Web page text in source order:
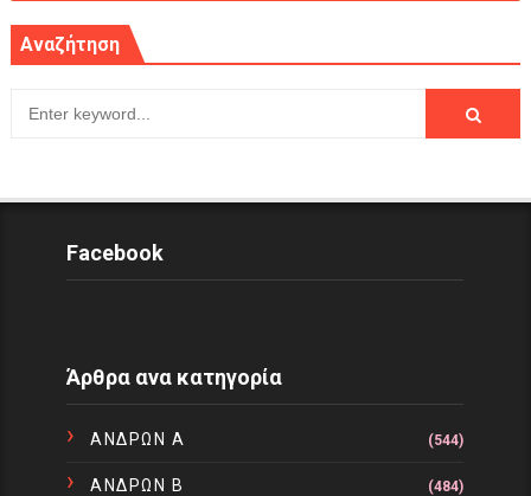
Αναζήτηση
Facebook
Άρθρα ανα κατηγορία
ΑΝΔΡΩΝ Α (544)
ΑΝΔΡΩΝ Β (484)